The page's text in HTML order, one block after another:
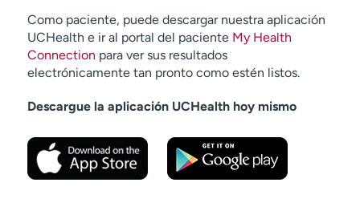
Como paciente, puede descargar nuestra aplicación
UCHealth e ir al portal del paciente My Health
Connection para ver sus resultados
electrónicamente tan pronto como estén listos.
Descargue la aplicación UCHealth hoy mismo